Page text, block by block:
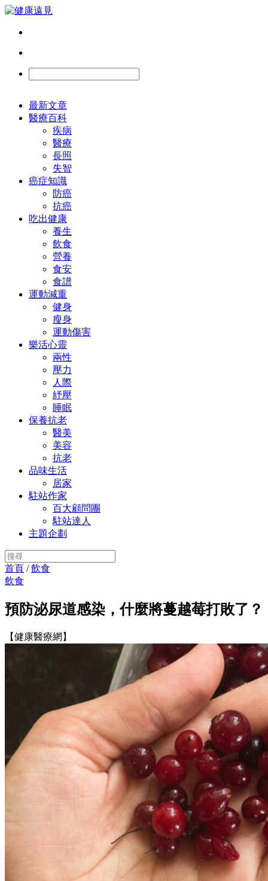
最新文章
醫療百科
疾病
醫療
長照
失智
癌症知識
防癌
抗癌
吃出健康
養生
飲食
營養
食安
食譜
運動減重
健身
瘦身
運動傷害
樂活心靈
兩性
壓力
人際
紓壓
睡眠
保養抗老
醫美
美容
抗老
品味生活
居家
駐站作家
百大顧問團
駐站達人
主題企劃
首頁 /飲食
飲食
預防泌尿道感染，什麼將蔓越莓打敗了？
【健康醫療網】